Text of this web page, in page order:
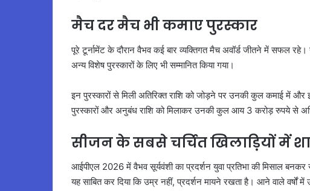
मैच दर मैच भी कमाए पुरस्कार
पूरे टूर्नामेंट के दौरान वैभव कई बार व्यक्तिगत मैच अवॉर्ड जीतने में सफल
अन्य विशेष पुरस्कारों के लिए भी सम्मानित किया गया।
इन पुरस्कारों से मिली अतिरिक्त राशि को जोड़ने पर उनकी कुल कमाई में
पुरस्कारों और अनुबंध राशि को मिलाकर उनकी कुल आय 3 करोड़ रुपये से
सीजन के सबसे चर्चित खिलाड़ियों में
आईपीएल 2026 में वैभव सूर्यवंशी का प्रदर्शन युवा प्रतिभा की मिसाल
यह साबित कर दिया कि उम्र नहीं, प्रदर्शन मायने रखता है। आने वाले वर्षों